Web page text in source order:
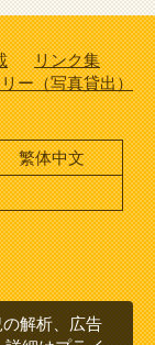
リンク集
ー（写真貸出）
繁体中文
解析、広告